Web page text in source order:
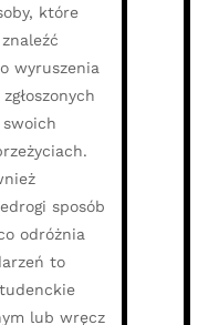
które
wyruszenia
sposób
odróżnia
to
lub wręcz